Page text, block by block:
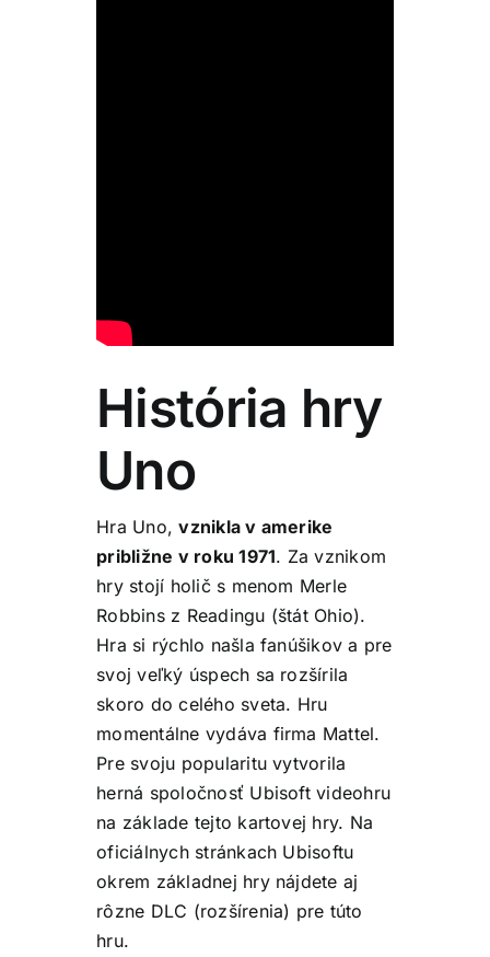
História hry
Uno
Hra Uno,vznikla v amerike
približne v roku 1971. Za vznikom
hry stojí holič s menom Merle
Robbins z Readingu (štát Ohio).
Hra si rýchlo našla fanúšikov a pre
svoj veľký úspech sa rozšírila
skoro do celého sveta. Hru
momentálne vydáva firma Mattel.
Pre svoju popularitu vytvorila
herná spoločnosť Ubisoft videohru
na základe tejto kartovej hry. Na
oficiálnych stránkach Ubisoftu
okrem základnej hry nájdete aj
rôzne DLC (rozšírenia) pre túto
hru.